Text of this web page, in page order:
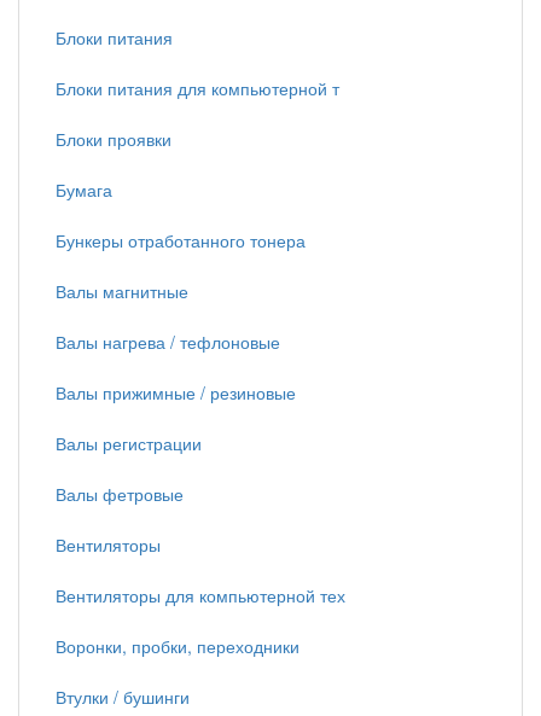
Блоки питания
Блоки питания для компьютерной т
Блоки проявки
Бумага
Бункеры отработанного тонера
Валы магнитные
Валы нагрева / тефлоновые
Валы прижимные / резиновые
Валы регистрации
Валы фетровые
Вентиляторы
Вентиляторы для компьютерной тех
Воронки, пробки, переходники
Втулки / бушинги